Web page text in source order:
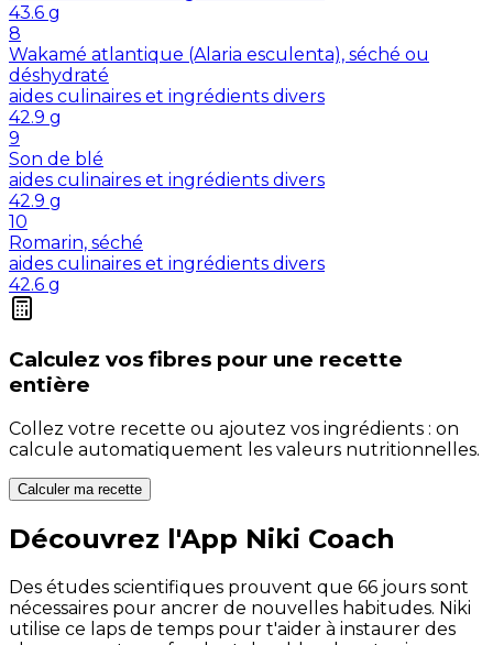
43.6 g
8
Wakamé atlantique (Alaria esculenta), séché ou
déshydraté
aides culinaires et ingrédients divers
42.9 g
9
Son de blé
aides culinaires et ingrédients divers
42.9 g
10
Romarin, séché
aides culinaires et ingrédients divers
42.6 g
Calculez vos fibres pour une recette
entière
Collez votre recette ou ajoutez vos ingrédients : on
calcule automatiquement les valeurs nutritionnelles.
Calculer ma recette
Découvrez l'App Niki Coach
Des études scientifiques prouvent que 66 jours sont
nécessaires pour ancrer de nouvelles habitudes. Niki
utilise ce laps de temps pour t'aider à instaurer des